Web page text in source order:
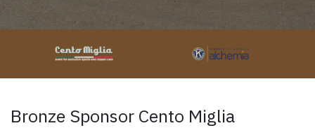
Bronze Sponsor Cento Miglia